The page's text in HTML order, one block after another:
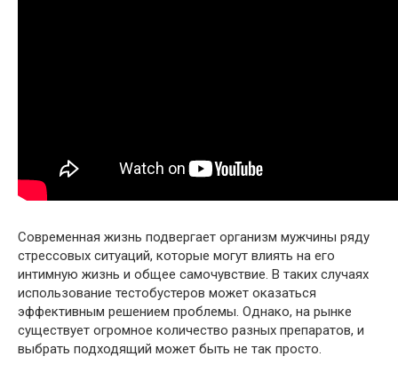
Современная жизнь подвергает организм мужчины ряду
стрессовых ситуаций, которые могут влиять на его
интимную жизнь и общее самочувствие. В таких случаях
использование тестобустеров может оказаться
эффективным решением проблемы. Однако, на рынке
существует огромное количество разных препаратов, и
выбрать подходящий может быть не так просто.